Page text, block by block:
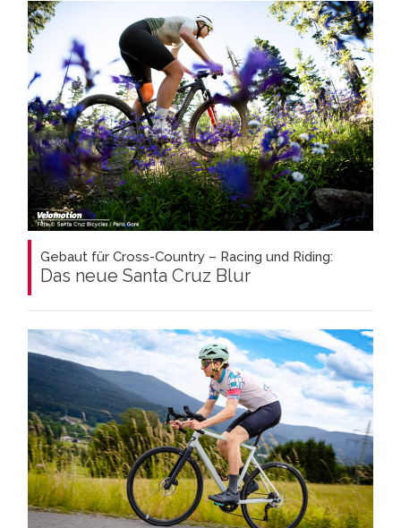
Gebaut für Cross-Country – Racing und Riding:
Das neue Santa Cruz Blur